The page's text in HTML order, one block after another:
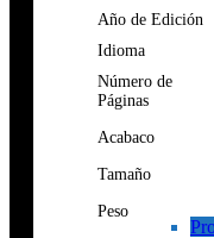
Año de Edición
Idioma
Número de
Páginas
Acabaco
Tamaño
Peso